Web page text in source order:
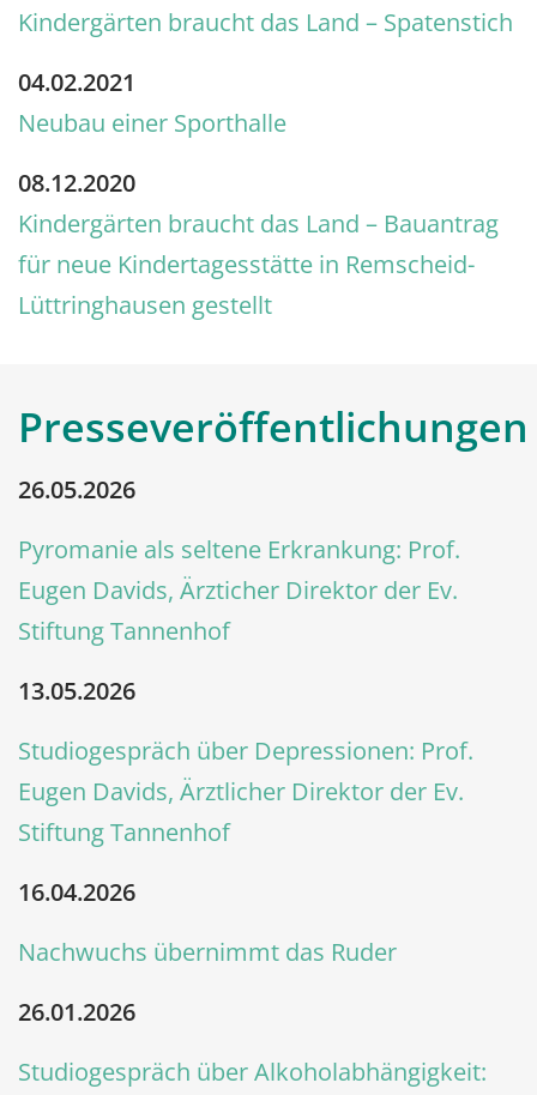
Kindergärten braucht das Land – Spatenstich
04.02.2021
Neubau einer Sporthalle
08.12.2020
Kindergärten braucht das Land – Bauantrag
für neue Kindertagesstätte in Remscheid-
Lüttringhausen gestellt
Presseveröffentlichungen
26.05.2026
Pyromanie als seltene Erkrankung: Prof.
Eugen Davids, Ärzticher Direktor der Ev.
Stiftung Tannenhof
13.05.2026
Studiogespräch über Depressionen: Prof.
Eugen Davids, Ärztlicher Direktor der Ev.
Stiftung Tannenhof
16.04.2026
Nachwuchs übernimmt das Ruder
26.01.2026
Studiogespräch über Alkoholabhängigkeit: